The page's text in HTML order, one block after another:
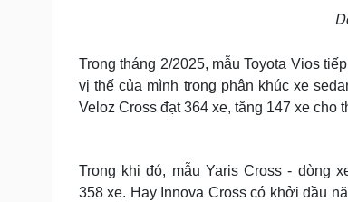
Trong tháng 2/2025, mẫu Toyota Vios
vị thế của mình trong phân khúc xe
Veloz Cross đạt 364 xe, tăng 147 xe cho
Trong khi đó, mẫu Yaris Cross - dòng
358 xe. Hay Innova Cross có khởi đầu